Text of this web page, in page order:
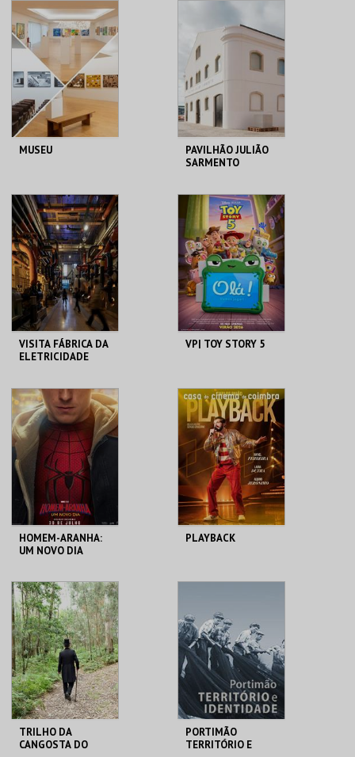
FUNDAÇÃO
GRAMAXO
MAIS INFO
COMPRAR
FUNDAÇÃO
MAIS INFO
COMPRAR
MUSEU
FUNDAÇÃO
GRAMAXO
MAIS INFO
COMPRAR
PAVILHÃO JULIÃO
SARMENTO
PAVILHÃO JULIÃO
SARMENTO
MAIS INFO
COMPRAR
VISITA FÁBRICA DA
ELETRICIDADE
MAAT
MAIS INFO
COMPRAR
VP| TOY STORY 5
CINEMAS CINEMAX
PENAFIEL
MAIS INFO
COMPRAR
HOMEM-ARANHA:
UM NOVO DIA
CINEMAS CINEMAX
PENAFIEL
MAIS INFO
COMPRAR
PLAYBACK
MAIS INFO
COMPRAR
TRILHO DA
CANGOSTA DO
PORTIMÃO
TERRITÓRIO E